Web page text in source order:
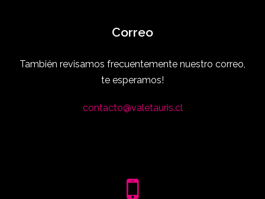
Correo
También revisamos frecuentemente nuestro correo,
te esperamos!
contacto@valetauris.cl